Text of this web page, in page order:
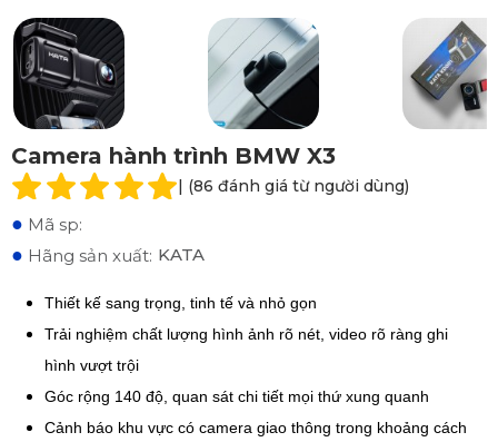
Camera hành trình BMW X3
| (86 đánh giá từ người dùng)
● Mã sp:
● Hãng sản xuất: KATA
Thiết kế sang trọng, tinh tế và nhỏ gọn
Trải nghiệm chất lượng hình ảnh rõ nét, video rõ ràng ghi
hình vượt trội
Góc rộng 140 độ, quan sát chi tiết mọi thứ xung quanh
Cảnh báo khu vực có camera giao thông trong khoảng cách